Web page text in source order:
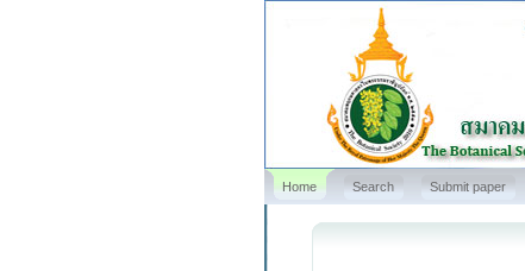
Home Search Submit paper